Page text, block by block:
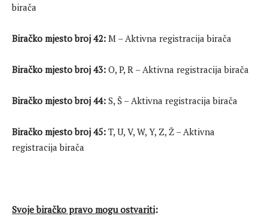
birača
Biračko mjesto broj 42: M – Aktivna registracija birača
Biračko mjesto broj 43: O, P, R – Aktivna registracija birača
Biračko mjesto broj 44: S, Š – Aktivna registracija birača
Biračko mjesto broj 45: T, U, V, W, Y, Z, Ž – Aktivna
registracija birača
Svoje biračko pravo mogu ostvariti: